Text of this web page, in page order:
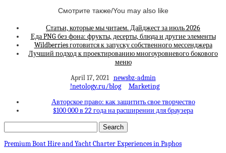
Смотрите также/You may also like
Статьи, которые мы читаем. Дайджест за июль 2026
Еда PNG без фона: фрукты, десерты, блюда и другие элементы
Wildberries готовится к запуску собственного мессенджера
Лучший подход к проектированию многоуровневого бокового
меню
April 17, 2021 newsbz-admin
!netology.ru/blog
Marketing
Авторское право: как защитить свое творчество
$100 000 в 22 года на расширении для браузера
Premium Boat Hire and Yacht Charter Experiences in Paphos